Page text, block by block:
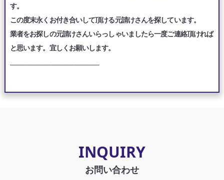
す。
この度末永くお付き合いして頂ける元請けさんを探しています。
業者をお探しの元請けさんいらっしゃいましたら一度ご連絡頂ければ
と思います。宜しくお願いします。
INQUIRY
お問い合わせ